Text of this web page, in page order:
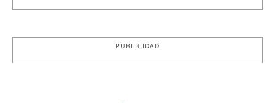
PUBLICIDAD